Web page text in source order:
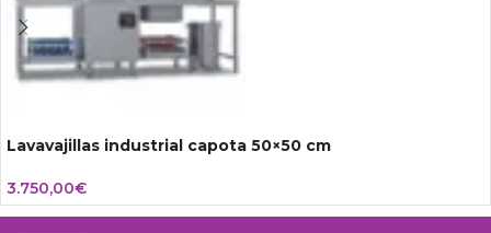
Lavavajillas industrial capota 50×50 cm
3.750,00€